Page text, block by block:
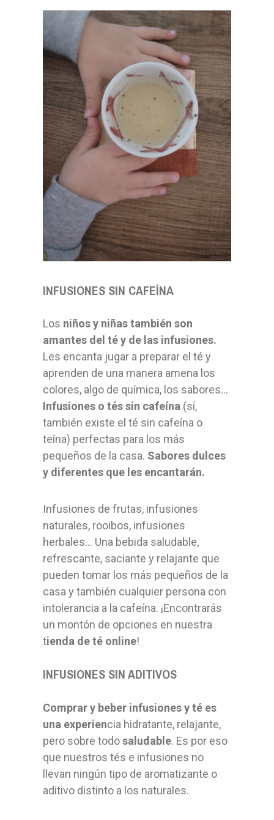
INFUSIONES SIN CAFEÍNA
Los niños y niñas también son
amantes del té y de las infusiones.
Les encanta jugar a preparar el té y
aprenden de una manera amena los
colores, algo de química, los sabores...
Infusiones o tés sin cafeína (sí,
también existe el té sin cafeína o
teína) perfectas para los más
pequeños de la casa. Sabores dulces
y diferentes que les encantarán.
Infusiones de frutas, infusiones
naturales, rooibos, infusiones
herbales... Una bebida saludable,
refrescante, saciante y relajante que
pueden tomar los más pequeños de la
casa y también cualquier persona con
intolerancia a la cafeína. ¡Encontrarás
un montón de opciones en nuestra
tienda de té online!
INFUSIONES SIN ADITIVOS
Comprar y beber infusiones y té es
una experiencia hidratante, relajante,
pero sobre todosaludable. Es por eso
que nuestros tés e infusiones no
llevan ningún tipo de aromatizante o
aditivo distinto a los naturales.